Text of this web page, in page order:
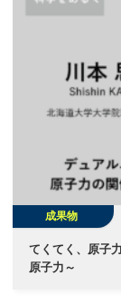
成果物
てくてく、原子
原子力～